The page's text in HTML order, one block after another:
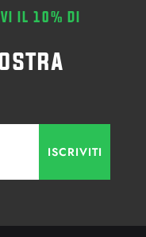
IL 10% DI